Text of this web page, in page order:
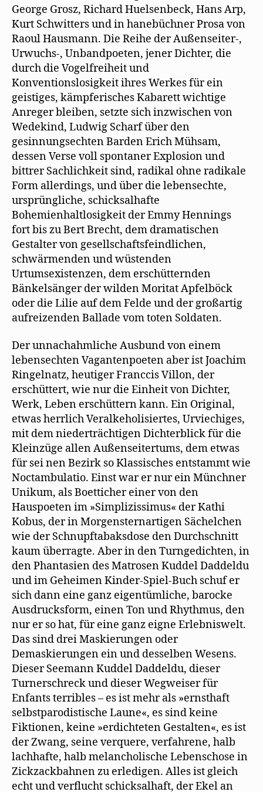
George Grosz, Richard Huelsenbeck, Hans Arp,
Kurt Schwitters und in hanebüchner Prosa von
Raoul Hausmann. Die Reihe der Außenseiter-,
Urwuchs-, Unbandpoeten, jener Dichter, die
durch die Vogelfreiheit und
Konventionslosigkeit ihres Werkes für ein
geistiges, kämpferisches Kabarett wichtige
Anreger bleiben, setzte sich inzwischen von
Wedekind, Ludwig Scharf über den
gesinnungsechten Barden Erich Mühsam,
dessen Verse voll spontaner Explosion und
bittrer Sachlichkeit sind, radikal ohne radikale
Form allerdings, und über die lebensechte,
ursprüngliche, schicksalhafte
Bohemienhaltlosigkeit der Emmy Hennings
fort bis zu Bert Brecht, dem dramatischen
Gestalter von gesellschaftsfeindlichen,
schwärmenden und wüstenden
Urtumsexistenzen, dem erschütternden
Bänkelsänger der wilden Moritat Apfelböck
oder die Lilie auf dem Felde und der großartig
aufreizenden Ballade vom toten Soldaten.
Der unnachahmliche Ausbund von einem
lebensechten Vagantenpoeten aber ist Joachim
Ringelnatz, heutiger Franccis Villon, der
erschüttert, wie nur die Einheit von Dichter,
Werk, Leben erschüttern kann. Ein Original,
etwas herrlich Veralkeholisiertes, Urviechiges,
mit dem niederträchtigen Dichterblick für die
Kleinzüge allen Außenseitertums, dem etwas
für sei nen Bezirk so Klassisches entstammt wie
Noctambulatio. Einst war er nur ein Münchner
Unikum, als Boetticher einer von den
Hauspoeten im »Simplizissimus« der Kathi
Kobus, der in Morgensternartigen Sächelchen
wie der Schnupftabaksdose den Durchschnitt
kaum überragte. Aber in den Turngedichten, in
den Phantasien des Matrosen Kuddel Daddeldu
und im Geheimen Kinder-Spiel-Buch schuf er
sich dann eine ganz eigentümliche, barocke
Ausdrucksform, einen Ton und Rhythmus, den
nur er so hat, für eine ganz eigne Erlebniswelt.
Das sind drei Maskierungen oder
Demaskierungen ein und desselben Wesens.
Dieser Seemann Kuddel Daddeldu, dieser
Turnerschreck und dieser Wegweiser für
Enfants terribles – es ist mehr als »ernsthaft
selbstparodistische Laune«, es sind keine
Fiktionen, keine »erdichteten Gestalten«, es ist
der Zwang, seine verquere, verfahrene, halb
lachhafte, halb melancholische Lebenschose in
Zickzackbahnen zu erledigen. Alles ist gleich
echt und verflucht schicksalhaft, der Ekel an